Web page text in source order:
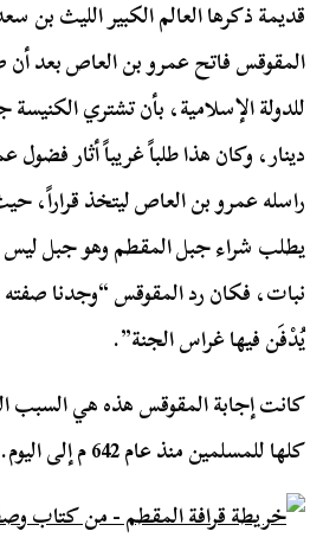
قديمة ذكرها العالم الكبير الليث بن
المقوقس فاتح عمرو بن العاص بعد
دينار، وكان هذا طلباً غريباً أثار
راسله عمرو بن العاص ليتخذ قراراً،
يطلب شراء جبل المقطم وهو جبل ليس
نبات، فكان رد المقوقس “وجدنا صفته
يُدْفَن فيها غراس الجنة”.
كانت إجابة المقوقس هذه هي السبب
كلها للمسلمين منذ عام 642 م إلى اليوم.